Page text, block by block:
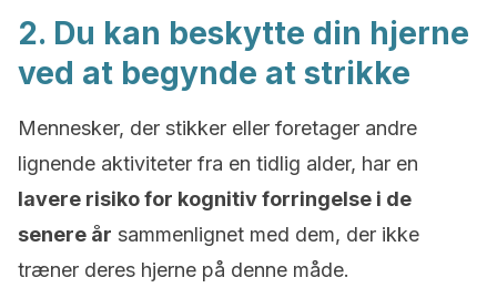
2. Du kan beskytte din hjerne
ved at begynde at strikke
Mennesker, der stikker eller foretager andre
lignende aktiviteter fra en tidlig alder, har en
lavere risiko for kognitiv forringelse i de
senere år sammenlignet med dem, der ikke
træner deres hjerne på denne måde.